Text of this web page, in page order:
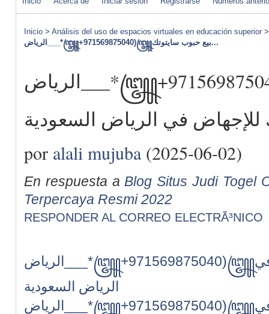
Inicio > Análisis del uso de espacios virtuales en educación superior
الرياض___*꧅+971569875040)꧅بيع حبوب سايتوتك...
الرياض___*꧅+971569875040)꧅بيع حبوب
للإجهاض في الرياض السعودية
por alali mujuba(2025-06-02)
En respuesta a Blog Situs Judi Togel
Terpercaya Resmi 2022
RESPONDER AL CORREO ELECTRÃ³NICO
الرياض___*꧅+971569875040)꧅بيع حبوب سايتوتك للإجهاض في
الرياض السعودية
الرياض___*꧅+971569875040)꧅بيع حبوب سايتوتك للإجهاض في